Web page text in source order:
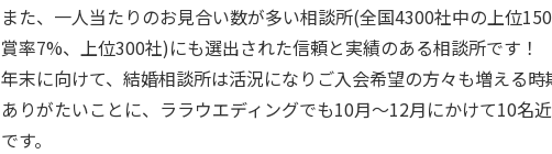
また、一人当たりのお見合い数が多い相談所(全国4300社中の上位
賞率7%、上位300社)にも選出された信頼と実績のある相談所です！
年末に向けて、結婚相談所は活況になりご入会希望の方々も増える時
ありがたいことに、ララウエディングでも10月～12月にかけて10名
です。